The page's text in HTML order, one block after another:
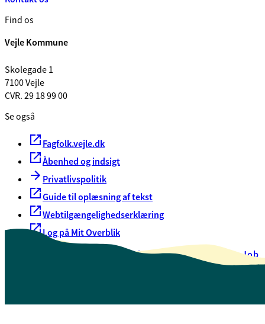
Find os
Vejle Kommune
Skolegade 1
7100 Vejle
CVR. 29 18 99 00
Se også
Fagfolk.vejle.dk
Åbenhed og indsigt
Privatlivspolitik
Guide til oplæsning af tekst
Webtilgængelighedserklæring
Log på Mit Overblik
Oversigt over selvbetjeningJob